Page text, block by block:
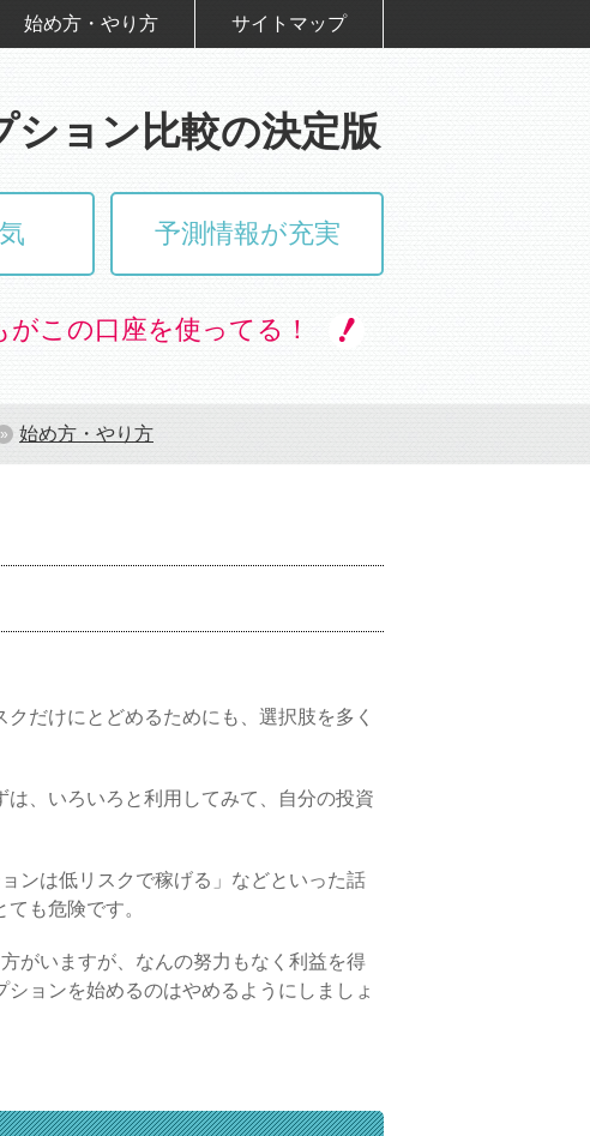
始め方・やり方 サイトマップ
ション比較の決定版
予測情報が充実
この口座を使ってる！
始め方・やり方
だけにとどめるためにも、選択肢を多く
、いろいろと利用してみて、自分の投資
ンは低リスクで稼げる」などといった話
も危険です。
がいますが、なんの努力もなく利益を得
ョンを始めるのはやめるようにしましょ